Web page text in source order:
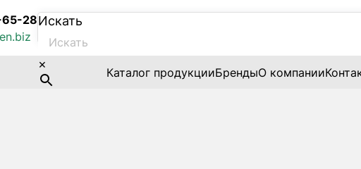
28Искать
×
Каталог продукцииБрендыО компании